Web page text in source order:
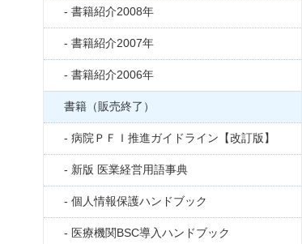
書籍紹介2008年
書籍紹介2007年
書籍紹介2006年
書籍（販売終了）
病院ＰＦＩ推進ガイドライン【改訂版】
新版 医業経営用語事典
個人情報保護ハンドブック
医療機関BSC導入ハンドブック